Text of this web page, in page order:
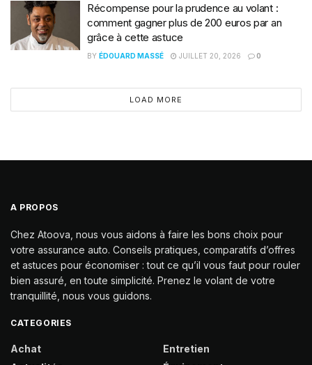
Récompense pour la prudence au volant :
comment gagner plus de 200 euros par an
grâce à cette astuce
BY ÉDOUARD MASSÉ JUILLET 20, 2026 0
LOAD MORE
A PROPOS
Chez Atoova, nous vous aidons à faire les bons choix pour
votre assurance auto. Conseils pratiques, comparatifs d’offres
et astuces pour économiser : tout ce qu’il vous faut pour rouler
bien assuré, en toute simplicité. Prenez le volant de votre
tranquillité, nous vous guidons.
CATEGORIES
Achat
Entretien